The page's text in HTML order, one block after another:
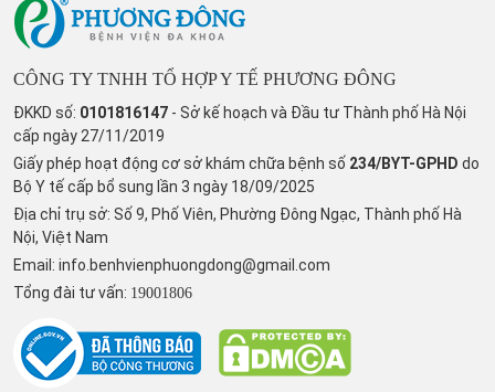
CÔNG TY TNHH TỔ HỢP Y TẾ PHƯƠNG ĐÔNG
ĐKKD số: 0101816147 - Sở kế hoạch và Đầu tư Thành phố Hà Nội
cấp ngày 27/11/2019
Giấy phép hoạt động cơ sở khám chữa bệnh số 234/BYT-GPHD do
Bộ Y tế cấp bổ sung lần 3 ngày 18/09/2025
Địa chỉ trụ sở: Số 9, Phố Viên, Phường Đông Ngạc, Thành phố Hà
Nội, Việt Nam
Email: info.benhvienphuongdong@gmail.com
Tổng đài tư vấn: 19001806